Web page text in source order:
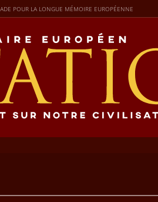
POUR LA LONGUE MÉMOIRE EUROPÉENNE